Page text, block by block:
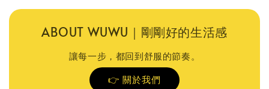
ABOUT WUWU｜剛剛好的生活感
讓每一步，都回到舒服的節奏。
👉 關於我們